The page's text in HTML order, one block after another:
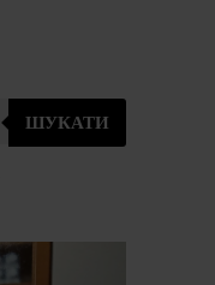
ШУКАТИ